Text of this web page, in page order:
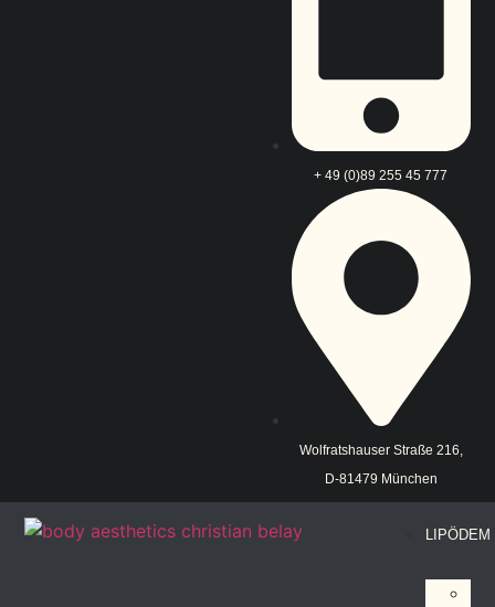
+ 49 (0)89 255 45 777
Wolfratshauser Straße 216,
D-81479 München
LIPÖDEM